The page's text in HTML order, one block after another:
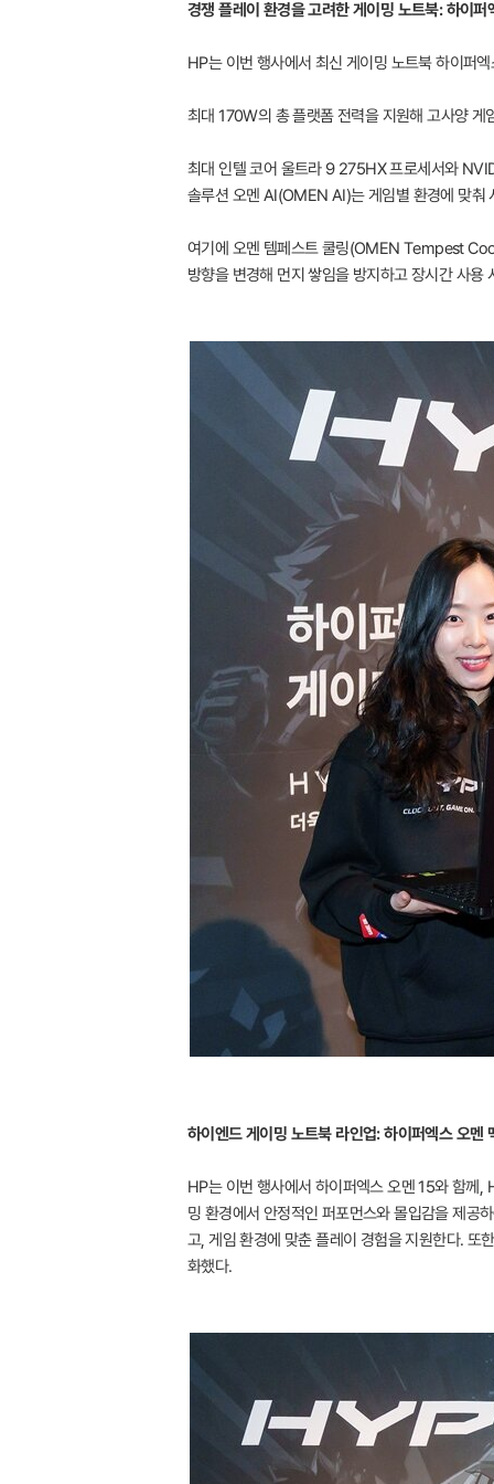
경쟁 플레이 환경을 고려한 게이밍 노트북: 하이퍼
HP는 이번 행사에서 최신 게이밍 노트북 하이퍼
최대 170W의 총 플랫폼 전력을 지원해 고사양 게
최대 인텔 코어 울트라 9 275HX 프로세서와
솔루션 오멘 AI(OMEN AI)는 게임별 환경에 맞춰
여기에 오멘 템페스트 쿨링(OMEN Tempest
방향을 변경해 먼지 쌓임을 방지하고 장시간 사용
하이엔드 게이밍 노트북 라인업: 하이퍼엑스 오멘
HP는 이번 행사에서 하이퍼엑스 오멘 15와 함께,
밍 환경에서 안정적인 퍼포먼스와 몰입감을 제
고, 게임 환경에 맞춘 플레이 경험을 지원한다. 또
화했다.